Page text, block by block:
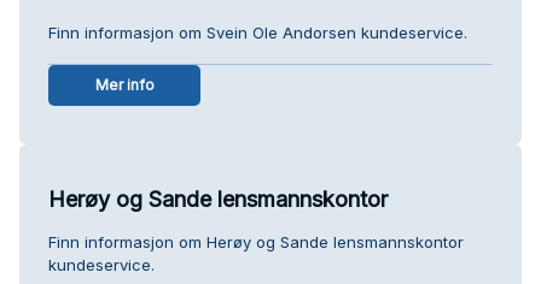
Finn informasjon om Svein Ole Andorsen kundeservice.
Mer info
Herøy og Sande lensmannskontor
Finn informasjon om Herøy og Sande lensmannskontor
kundeservice.